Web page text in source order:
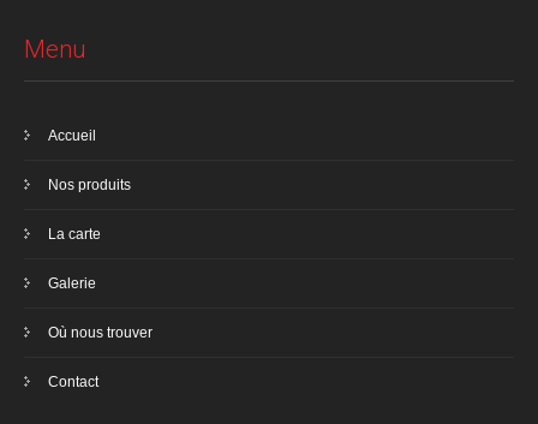
Menu
Accueil
Nos produits
La carte
Galerie
Où nous trouver
Contact